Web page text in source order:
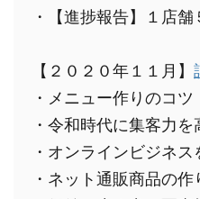
・【進捗報告】１店
【２０２０年１１月】
・メニュー作りのコツ
・令和時代に集客力
・オンラインビジネス
・ネット通販商品の